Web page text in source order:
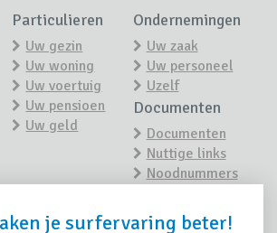
Particulieren
Uw gezin
Uw woning
Uw voertuig
Uw pensioen
Uw geld
Ondernemingen
Uw zaak
Uw personeel
Uzelf
Documenten
Documenten
Nuttige links
Noodnummers
Contacteer ons
je surfervaring beter!